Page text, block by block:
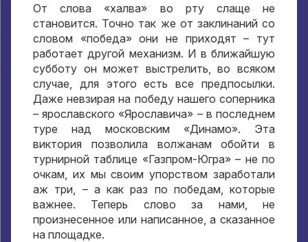
От слова «халва» во рту слаще не
становится. Точно так же от заклинаний со
словом «победа» они не приходят – тут
работает другой механизм. И в ближайшую
субботу он может выстрелить, во всяком
случае, для этого есть все предпосылки.
Даже невзирая на победу нашего соперника
– ярославского «Ярославича» – в последнем
туре над московским «Динамо». Эта
виктория позволила волжанам обойти в
турнирной таблице «Газпром-Югра» – не по
очкам, их мы своим упорством заработали
аж три, – а как раз по победам, которые
важнее. Теперь слово за нами, не
произнесенное или написанное, а сказанное
на площадке.